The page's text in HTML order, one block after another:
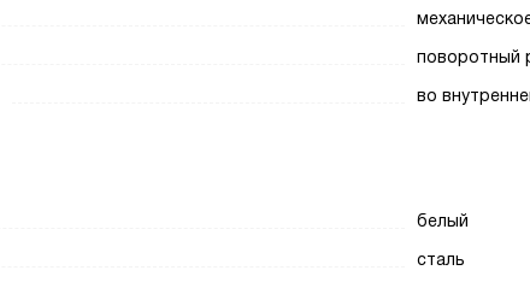
поворотный
во
белый
сталь